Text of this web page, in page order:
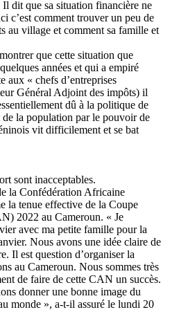
Il dit que sa situation financière ne
c’est comment trouver un peu de
au village et comment sa famille et
que cette situation que
années et qui a empiré
aux « chefs d’entreprises
Général Adjoint des impôts) il
dû à la politique de
de la population par le pouvoir de
vit difficilement et se bat
sont inacceptables.
la Confédération Africaine
la tenue effective de la Coupe
2022 au Cameroun. « Je
avec ma petite famille pour la
Nous avons une idée claire de
Il est question d’organiser la
au Cameroun. Nous sommes très
de faire de cette CAN un succès.
donner une bonne image du
monde », a-t-il assuré le lundi 20